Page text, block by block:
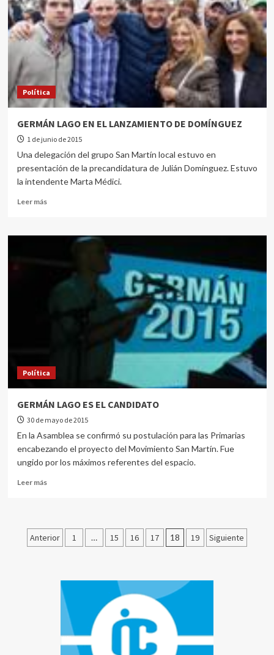
Política
GERMÁN LAGO EN EL LANZAMIENTO DE DOMÍNGUEZ
1 de junio de 2015
Una delegación del grupo San Martín local estuvo en
presentación de la precandidatura de Julián Domínguez. Estuvo
la intendente Marta Médici.
Leer más
Política
GERMÁN LAGO ES EL CANDIDATO
30 de mayo de 2015
En la Asamblea se confirmó su postulación para las Primarias
encabezando el proyecto del Movimiento San Martín. Fue
ungido por los máximos referentes del espacio.
Leer más
Anterior 1 … 15 16 17 18 19 Siguiente